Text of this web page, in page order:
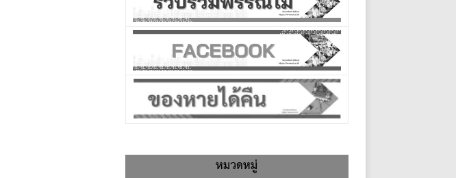
หมวดหมู่